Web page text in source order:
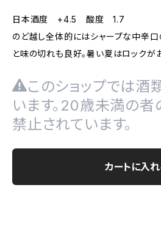
日本酒度 +4.5 酸度 1.7
のど越し全体的にはシャープな中辛口
と味の切れも良好。暑い夏はロックが
このショップでは酒
います。20歳未満の
禁止されています。
カートに入